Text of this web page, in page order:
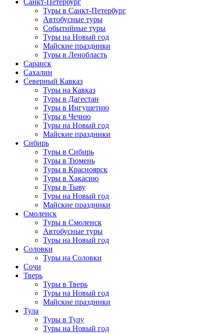
Туры в Санкт-Петербург
Автобусные туры
Событийные туры
Туры на Новый год
Майские праздники
Туры в Ленобласть
Саранск
Сахалин
Северный Кавказ
Туры на Кавказ
Туры в Дагестан
Туры в Ингушетию
Туры в Чечню
Туры на Новый год
Майские праздники
Сибирь
Туры в Сибирь
Туры в Тюмень
Туры в Красноярск
Туры в Хакасию
Туры в Тыву
Туры на Новый год
Майские праздники
Смоленск
Туры в Смоленск
Автобусные туры
Туры на Новый год
Соловки
Туры на Соловки
Сочи
Тверь
Туры в Тверь
Туры на Новый год
Майские праздники
Тула
Туры в Тулу
Туры на Новый год